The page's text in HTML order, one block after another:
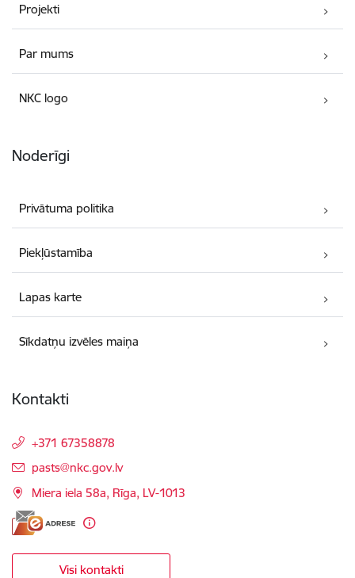
Projekti
Par mums
NKC logo
Noderīgi
Privātuma politika
Piekļūstamība
Lapas karte
Sīkdatņu izvēles maiņa
Kontakti
+371 67358878
E-pasts:
pasts@nkc.gov.lv
Miera iela 58a, Rīga, LV-1013
Visi kontakti